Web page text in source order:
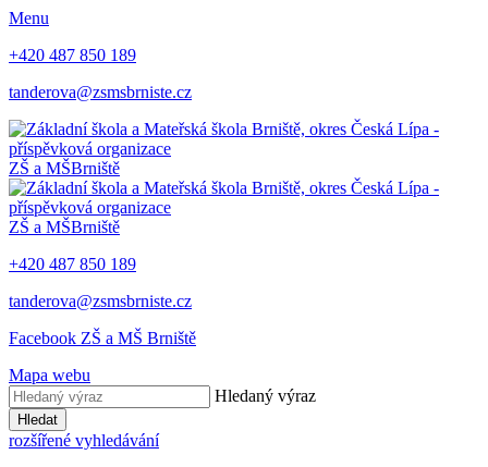
Menu
+420 487 850 189
tanderova@zsmsbrniste.cz
ZŠ a MŠBrniště
ZŠ a MŠBrniště
+420 487 850 189
tanderova@zsmsbrniste.cz
Facebook ZŠ a MŠ Brniště
Mapa webu
Hledaný výraz
Hledat
rozšířené vyhledávání